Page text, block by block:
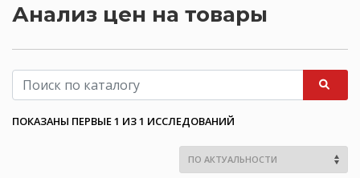
Анализ цен на товары
ПОКАЗАНЫ ПЕРВЫЕ 1 ИЗ 1 ИССЛЕДОВАНИЙ